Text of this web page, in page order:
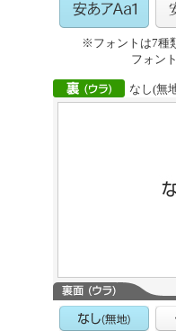
※フォントは7種
フォン
なし(無